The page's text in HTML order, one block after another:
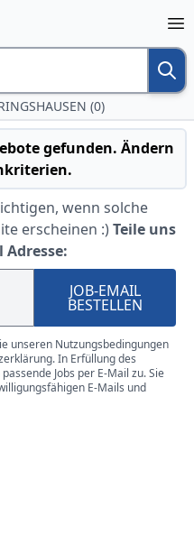
(0)
gefunden. Ändern
wenn solche
erscheinen :) Teile uns
Adresse:
JOB-EMAIL
BESTELLEN
unseren Nutzungsbedingungen
In Erfüllung des
Jobs per E-Mail zu. Sie
E-Mails und